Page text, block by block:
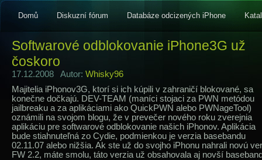
Domů Diskuzní fórum Databáze odcizených iPhone
Softwarové odblokovanie iPhone3G už
čoskoro
17.12.2008 Autor: Whisky96
Majitelia iPhonov3G, ktorí si ich kúpili v zahraničí blokované, sa
konečne dočkajú. DEV-TEAM (maníci stojaci za PWN metódou
jailbreaku a za aplikáciami ako QuickPWN alebo PWNageTool)
oznámili na svojom blogu, že v prevečer nového roku zverejnia
aplikáciu pre softwarové odblokovanie našich iPhonov. Aplikácia
bude stiahnuteľná zo Cydie, podmienkou je verzia basebandu
02.11.07 alebo nižšia. Ak ste už do svojho iPhonu nahrali novú
FW 2.2, máte smolu, táto verzia už obsahovala aj novší